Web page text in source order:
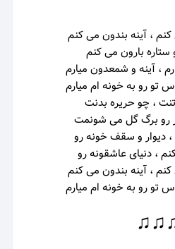
، آینه بندون می کنم
ستاره بارون می کنم
، آینه و شمعدون میارم
تو رو به خونه ام میارم
، چو حریره بدنت
رو برگ گل می شونمت
، دیوار و سقف خونه رو
، دنیای عاشقونه رو
، آینه بندون می کنم
تو رو به خونه ام میارم